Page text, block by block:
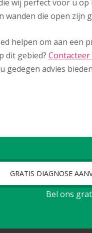
wij perfect voor u op
wanden die open zijn
helpen om aan een
dit gebied? Contacteer
gedegen advies
GRATIS DIAGNOSE
Bel ons